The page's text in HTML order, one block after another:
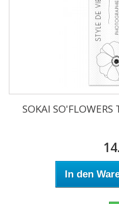
SOKAI SO'FLOWERS
In den